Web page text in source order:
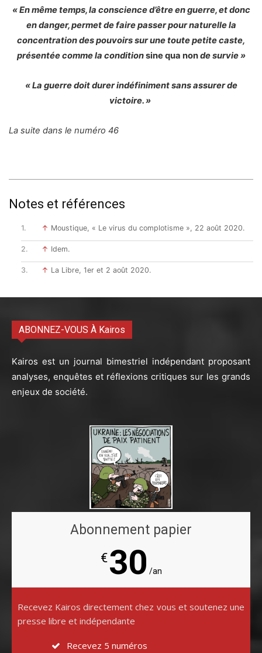
« En même temps, la conscience d’être en guerre, et donc
en danger, permet de faire passer pour naturelle la
concentration des pouvoirs sur une toute petite caste,
présentée comme la conditionsine qua nonde survie »
« La guerre doit durer indéfiniment sans assurer de
victoire. »
La suite dans le numéro 46
Notes et références
↑ Moustique, « Le virus du complotisme », 22 août 2020.
↑ Idem.
↑ La Libre, 1er et 2 août 2020.
ABONNEZ-VOUS À Kairos
Kairos est un journal bimestriel indépendant proposant
analyses, enquêtes et réflexions critiques sur les grands
enjeux de société.
Abonnement papier
€30 /an
Recevez Kairos directement chez vous et soutenez une
presse libre et indépendante
Recevez 5 numéros